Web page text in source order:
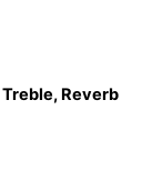
Reverb